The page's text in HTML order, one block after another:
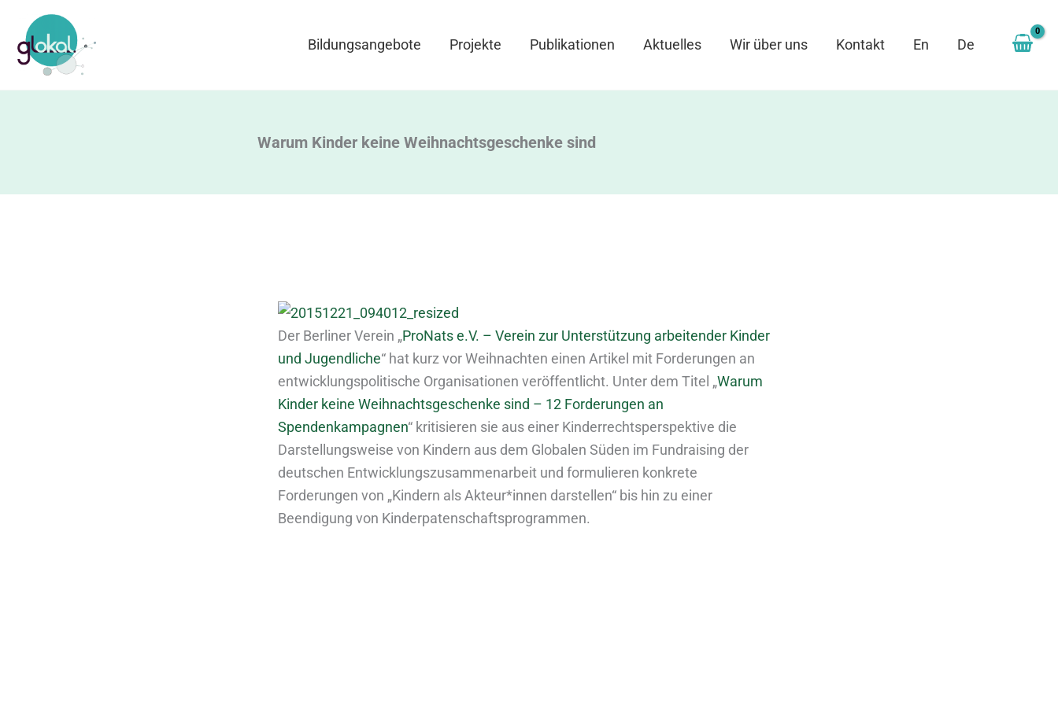
Inhalt
springen
Bildungsangebote Projekte Publikationen Aktuelles Wir über uns Kontakt En De
Warum Kinder keine Weihnachtsgeschenke sind
Der Berliner Verein „ProNats e.V. – Verein zur Unterstützung arbeitender Kinder
und Jugendliche“ hat kurz vor Weihnachten einen Artikel mit Forderungen an
entwicklungspolitische Organisationen veröffentlicht. Unter dem Titel „Warum
Kinder keine Weihnachtsgeschenke sind – 12 Forderungen an
Spendenkampagnen“ kritisieren sie aus einer Kinderrechtsperspektive die
Darstellungsweise von Kindern aus dem Globalen Süden im Fundraising der
deutschen Entwicklungszusammenarbeit und formulieren konkrete
Forderungen von „Kindern als Akteur*innen darstellen“ bis hin zu einer
Beendigung von Kinderpatenschaftsprogrammen.